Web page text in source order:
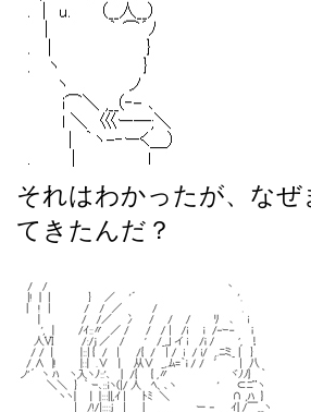
それはわかったが、なぜ
てきたんだ？